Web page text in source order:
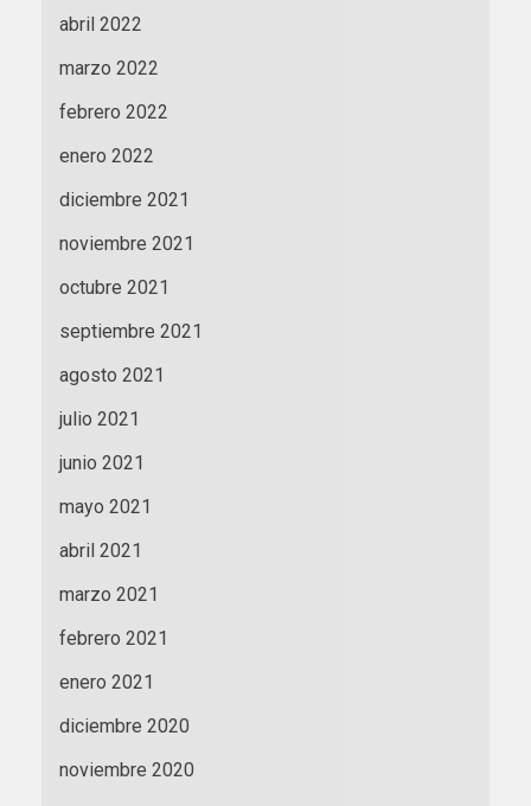
abril 2022
marzo 2022
febrero 2022
enero 2022
diciembre 2021
noviembre 2021
octubre 2021
septiembre 2021
agosto 2021
julio 2021
junio 2021
mayo 2021
abril 2021
marzo 2021
febrero 2021
enero 2021
diciembre 2020
noviembre 2020